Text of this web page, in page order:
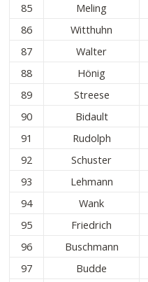
85
Meling
86
Witthuhn
87
Walter
88
Hönig
89
Streese
90
Bidault
91
Rudolph
92
Schuster
93
Lehmann
94
Wank
95
Friedrich
96
Buschmann
97
Budde